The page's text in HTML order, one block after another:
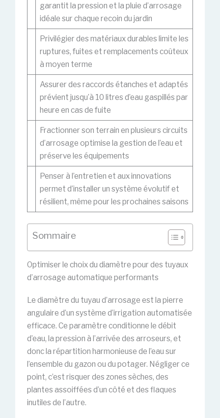
garantit la pression et la pluie d’arrosage
idéale sur chaque recoin du jardin
Privilégier des matériaux durables limite les
ruptures, fuites et remplacements coûteux
à moyen terme
Assurer des raccords étanches et adaptés
prévient jusqu’à 10 litres d’eau gaspillés par
heure en cas de fuite
Fractionner son terrain en plusieurs circuits
d’arrosage optimise la gestion de l’eau et
préserve les équipements
Penser à l’entretien et aux innovations
permet d’installer un système évolutif et
résilient, même pour les prochaines saisons
Sommaire
Optimiser le choix du diamètre pour des tuyaux
d’arrosage automatique performants
Le diamètre du tuyau d’arrosage est la pierre
angulaire d’un système d’irrigation automatisée
efficace. Ce paramètre conditionne le débit
d’eau, la pression à l’arrivée des arroseurs, et
donc la répartition harmonieuse de l’eau sur
l’ensemble du gazon ou du potager. Négliger ce
point, c’est risquer des zones sèches, des
plantes assoiffées d’un côté et des flaques
inutiles de l’autre.